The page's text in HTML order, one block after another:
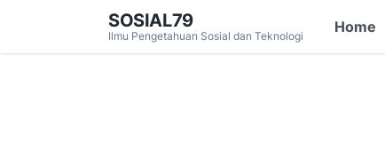
SOSIAL79
Ilmu Pengetahuan Sosial dan Teknologi
Home